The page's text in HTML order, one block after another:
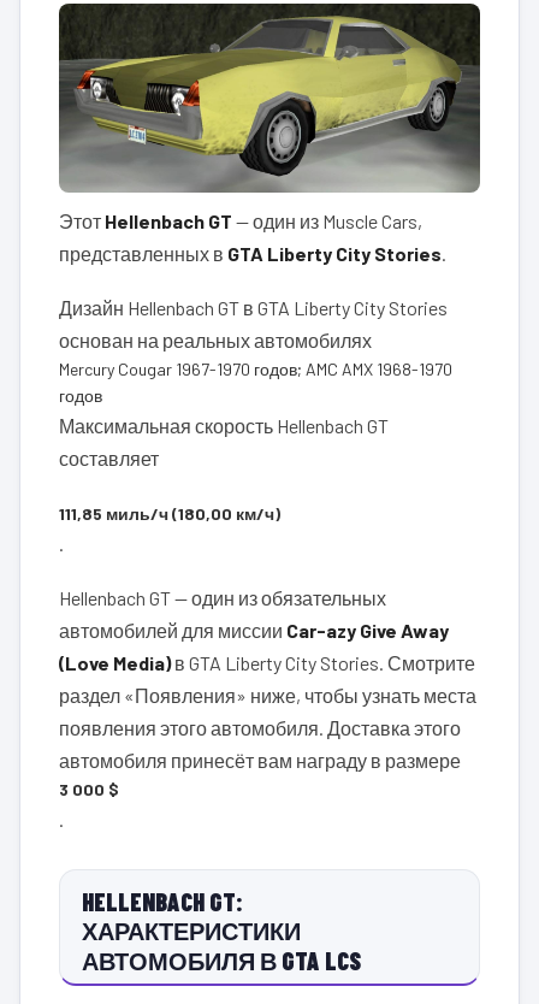
Этот Hellenbach GT — один из Muscle Cars,
представленных в GTA Liberty City Stories.
Дизайн Hellenbach GT в GTA Liberty City Stories
основан на реальных автомобилях
Mercury Cougar 1967-1970 годов; AMC AMX 1968-1970
годов
Максимальная скорость Hellenbach GT
составляет
111,85 миль/ч (180,00 км/ч)
.
Hellenbach GT — один из обязательных
автомобилей для миссии Car-azy Give Away
(Love Media)в GTA Liberty City Stories. Смотрите
раздел «Появления» ниже, чтобы узнать места
появления этого автомобиля. Доставка этого
автомобиля принесёт вам награду в размере
3 000 $
.
HELLENBACH GT:
ХАРАКТЕРИСТИКИ
АВТОМОБИЛЯ В GTA LCS